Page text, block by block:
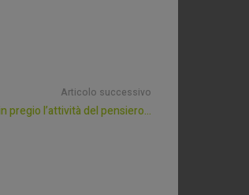
Articolo successivo
pregio l’attività del pensiero…